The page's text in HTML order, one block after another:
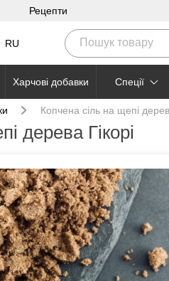
Рецепти
RU
Харчові добавки Cпеції
Копчена сіль на щепі
дерева Гікорі